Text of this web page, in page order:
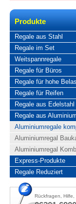
Produkte
Regale aus Stahl
Regale im Set
Weitspannregale
Regale für Büros
Regale für hohe
Regale für Reifen
Regale aus Edelstahl
Regale aus
Aluminiumregale
Aluminiumregal
Aluminiumregal
Express-Produkte
Regale Reduziert
Rückfragen, Hilfe,